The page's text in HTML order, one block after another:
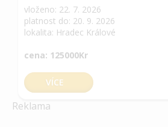
vloženo: 22. 7. 2026
platnost do: 20. 9. 2026
lokalita: Hradec Králové
cena: 125000Kr
VÍCE
Reklama